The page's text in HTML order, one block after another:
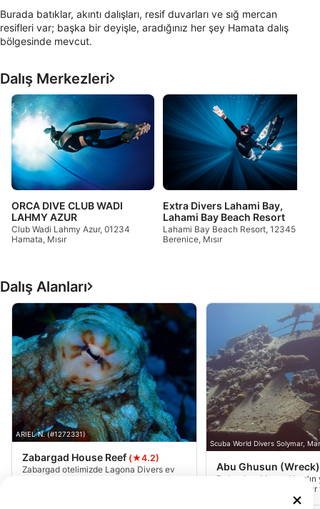
Burada batıklar, akıntı dalışları, resif duvarları ve sığ mercan
resifleri var; başka bir deyişle, aradığınız her şey Hamata dalış
bölgesinde mevcut.
Dalış Merkezleri
ORCA DIVE CLUB WADI
LAHMY AZUR
Club Wadi Lahmy Azur, 01234
Hamata, Mısır
Extra Divers Lahami Bay,
Lahami Bay Beach Resort
Lahami Bay Beach Resort, 12345
Berenice, Mısır
Dalış Alanları
ARIEL N. (#1272331)
Zabargad House Reef (★4.2)
Zabargad otelimizde Lagona Divers ev
Scuba World Divers Solymar,
Abu Ghusun
Dalış alanı Marsa
güneyinde yer
üzerindeki kıyıdan 16m /